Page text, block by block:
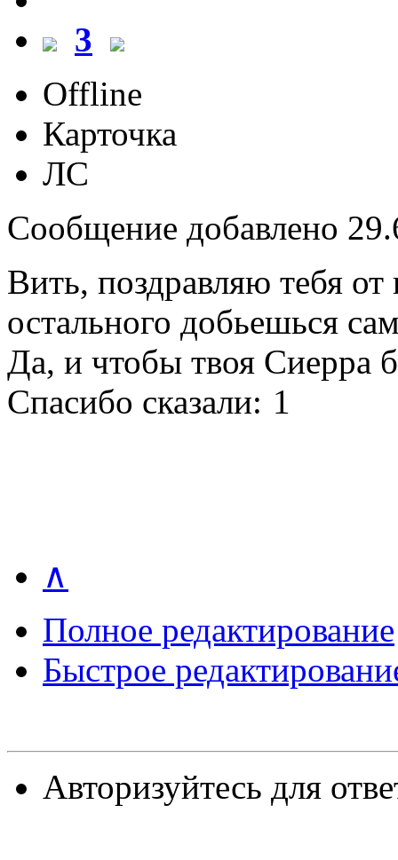
3
Offline
Карточка
ЛС
Сообщение добавлено
Вить, поздравляю тебя
остального добьешься
Да, и чтобы твоя Сиерра
Спасибо сказали: 1
∧
Полное редактирование
Быстрое
Авторизуйтесь для